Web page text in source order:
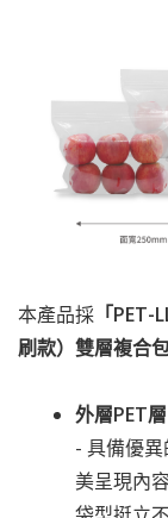
本產品採 「
刷款）雙層複合
外層PET層
- 具備優
美呈現內